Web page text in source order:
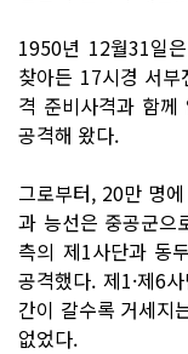
1950년 12월31일
찾아든 17시경 서
격 준비사격과 함께
공격해 왔다.
그로부터, 20만 명
과 능선은 중공군으
측의 제1사단과 동
공격했다. 제1·제6
간이 갈수록 거세지
없었다.